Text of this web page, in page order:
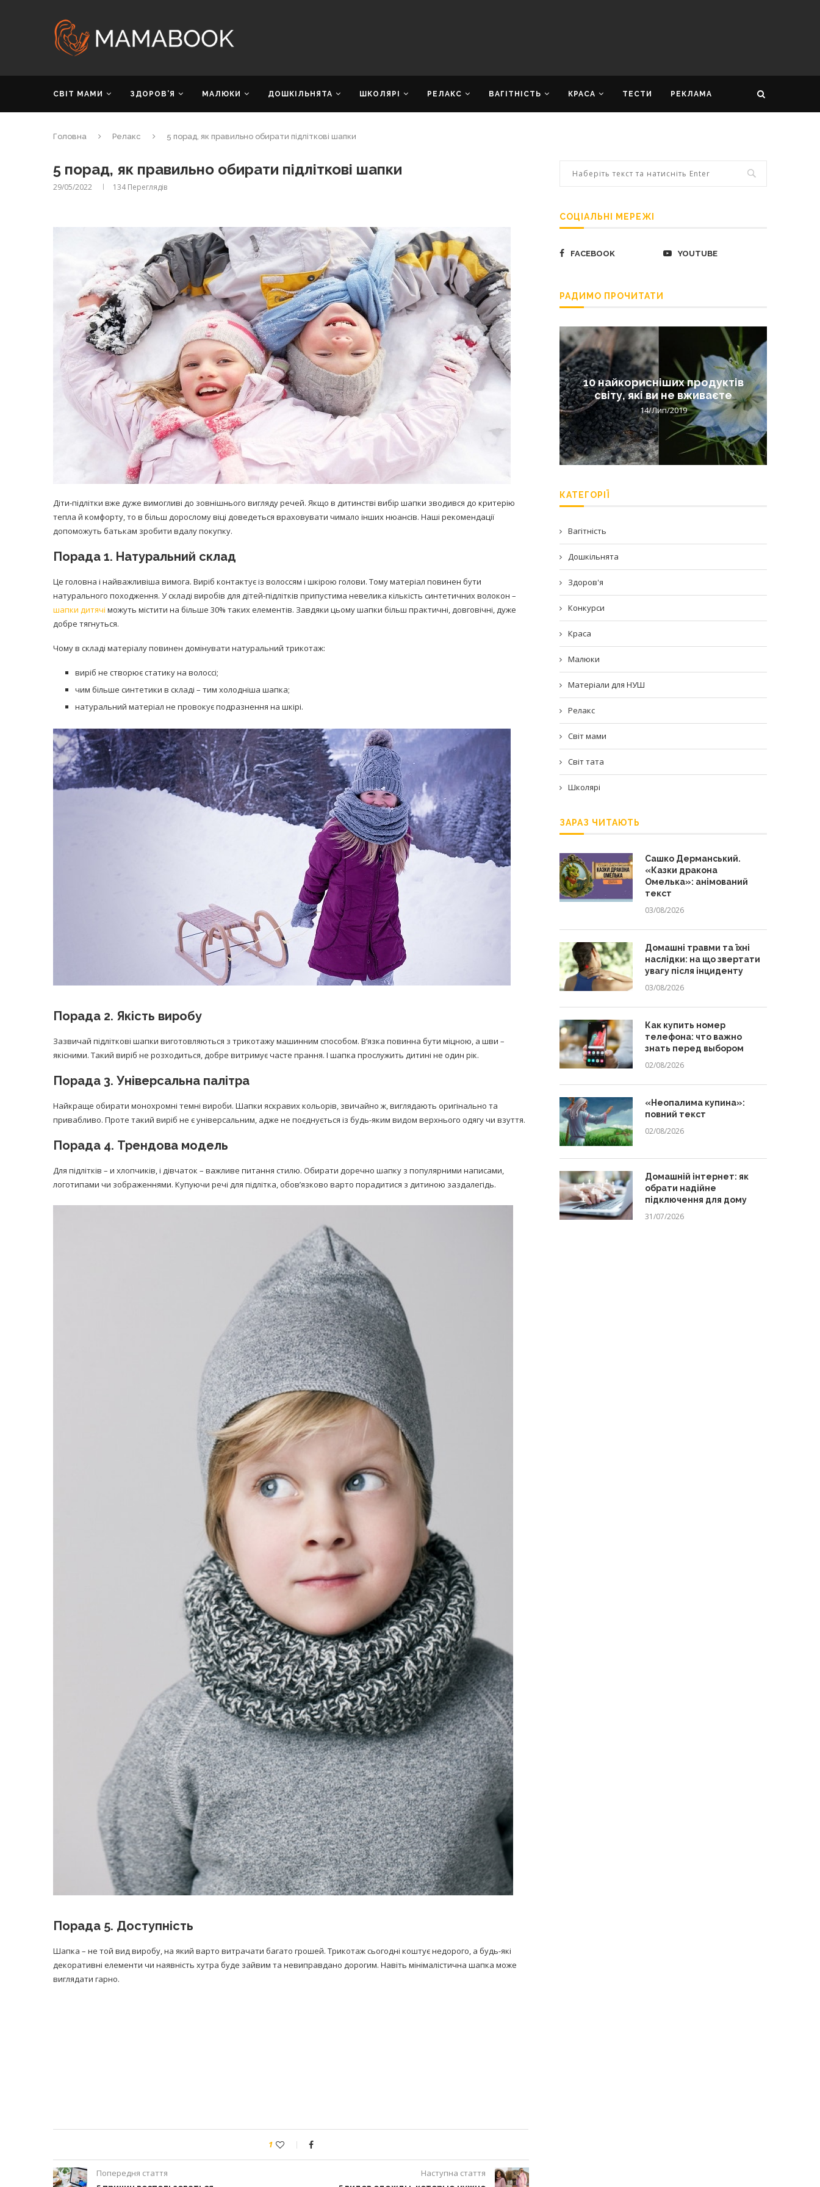
СВІТ МАМИ ЗДОРОВ’Я МАЛЮКИ ДОШКІЛЬНЯТА ШКОЛЯРІ РЕЛАКС ВАГІТНІСТЬ КРАСА ТЕСТИ РЕКЛАМА
Головна Релакс 5 порад, як правильно обирати підліткові шапки
5 порад, як правильно обирати підліткові шапки
29/05/2022 134Переглядів
Діти-підлітки вже дуже вимогливі до зовнішнього вигляду речей. Якщо в дитинстві вибір шапки зводився до критерію
тепла й комфорту, то в більш дорослому віці доведеться враховувати чимало інших нюансів. Наші рекомендації
допоможуть батькам зробити вдалу покупку.
Порада 1. Натуральний склад
Це головна і найважливіша вимога. Виріб контактує із волоссям і шкірою голови. Тому матеріал повинен бути
натурального походження. У складі виробів для дітей-підлітків припустима невелика кількість синтетичних волокон –
шапки дитячі можуть містити на більше 30% таких елементів. Завдяки цьому шапки більш практичні, довговічні, дуже
добре тягнуться.
Чому в складі матеріалу повинен домінувати натуральний трикотаж:
виріб не створює статику на волоссі;
чим більше синтетики в складі – тим холодніша шапка;
натуральний матеріал не провокує подразнення на шкірі.
Порада 2. Якість виробу
Зазвичай підліткові шапки виготовляються з трикотажу машинним способом. В’язка повинна бути міцною, а шви –
якісними. Такий виріб не розходиться, добре витримує часте прання. І шапка прослужить дитині не один рік.
Порада 3. Універсальна палітра
Найкраще обирати монохромні темні вироби. Шапки яскравих кольорів, звичайно ж, виглядають оригінально та
привабливо. Проте такий виріб не є універсальним, адже не поєднується із будь-яким видом верхнього одягу чи взуття.
Порада 4. Трендова модель
Для підлітків – и хлопчиків, і дівчаток – важливе питання стилю. Обирати доречно шапку з популярними написами,
логотипами чи зображеннями. Купуючи речі для підлітка, обов’язково варто порадитися з дитиною заздалегідь.
Порада 5. Доступність
Шапка – не той вид виробу, на який варто витрачати багато грошей. Трикотаж сьогодні коштує недорого, а будь-які
декоративні елементи чи наявність хутра буде зайвим та невиправдано дорогим. Навіть мінімалістична шапка може
виглядати гарно.
1
Попередня стаття Наступна стаття
СОЦІАЛЬНІ МЕРЕЖІ
FACEBOOK YOUTUBE
РАДИМО ПРОЧИТАТИ
принимать
никакого кипятка
Лікарі назвали симптоми
коронавірусу в дітей
14/Бер/2020
Попробуйте рецепт
легендарного супа доктора
Моро, который без...
08/Січ/2021
10 найкорисніших продуктів
світу, які ви не вживаєте
14/Лип/2019
КАТЕГОРІЇ
Вагітність
Дошкільнята
Здоров'я
Конкурси
Краса
Малюки
Матеріали для НУШ
Релакс
Світ мами
Світ тата
Школярі
ЗАРАЗ ЧИТАЮТЬ
Сашко Дерманський.
«Казки дракона
Омелька»: анімований
текст
03/08/2026
Домашні травми та їхні
наслідки: на що звертати
увагу після інциденту
03/08/2026
Как купить номер
телефона: что важно
знать перед выбором
02/08/2026
«Неопалима купина»:
повний текст
02/08/2026
Домашній інтернет: як
обрати надійне
підключення для дому
31/07/2026